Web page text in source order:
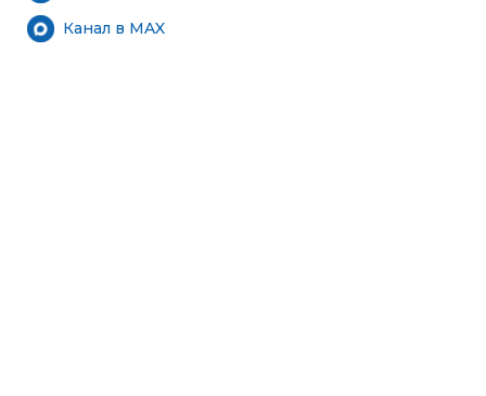
Канал в MAX